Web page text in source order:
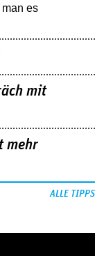
es
mit
mehr
ALLE TIPPS